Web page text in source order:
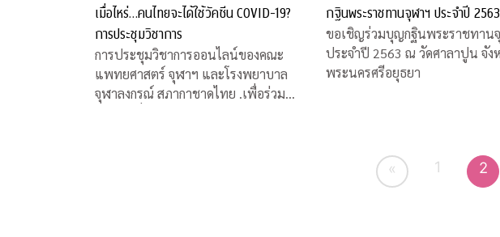
เมื่อไหร่…คนไทยจะได้ใช้วัคซีน COVID-19?
การประชุมวิชาการ
การประชุมวิชาการออนไลน์ของคณะ
แพทยศาสตร์ จุฬาฯ และโรงพยาบาล
จุฬาลงกรณ์ สภากาชาดไทย .เพื่อร่วมหา
กฐินพระราชทานจุฬาฯ ประจำปี 2563
ขอเชิญร่วมบุญกฐินพระราชทาน
ประจำปี 2563 ณ วัดศาลาปูน จัง
พระนครศรีอยุธยา
« 1 2